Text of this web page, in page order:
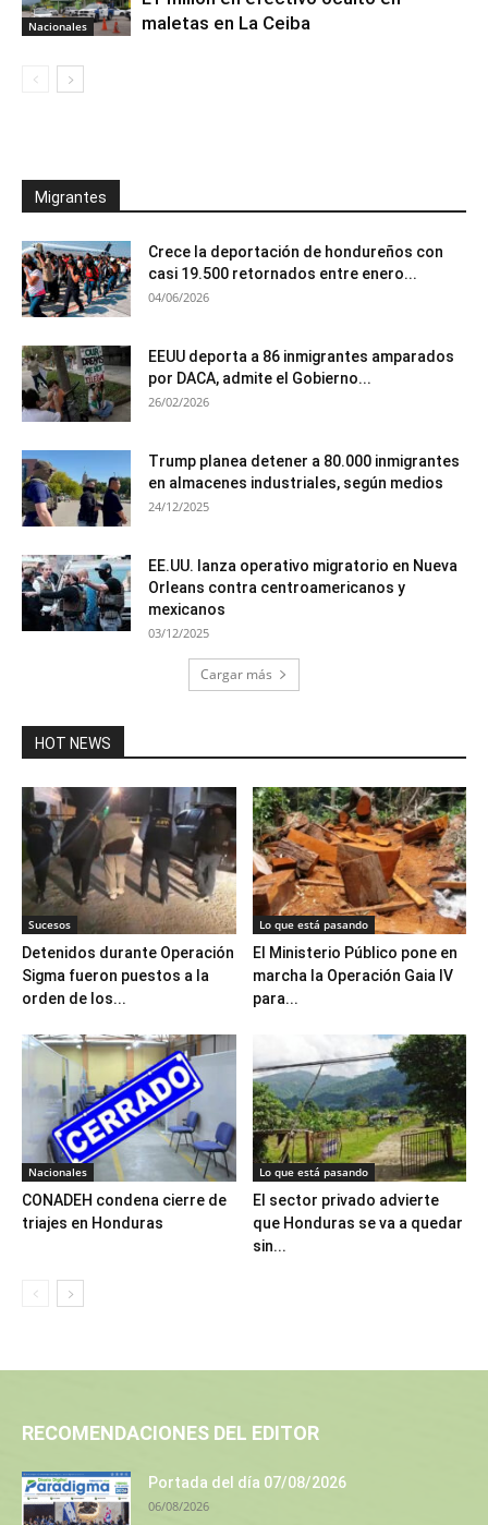
Nacionales
maletas en La Ceiba
Migrantes
Crece la deportación de hondureños con
casi 19.500 retornados entre enero...
04/06/2026
EEUU deporta a 86 inmigrantes amparados
por DACA, admite el Gobierno...
26/02/2026
Trump planea detener a 80.000 inmigrantes
en almacenes industriales, según medios
24/12/2025
EE.UU. lanza operativo migratorio en Nueva
Orleans contra centroamericanos y
mexicanos
03/12/2025
Cargar más
HOT NEWS
Sucesos
Detenidos durante Operación
Sigma fueron puestos a la
orden de los...
Lo que está pasando
El Ministerio Público pone en
marcha la Operación Gaia IV
para...
Nacionales
CONADEH condena cierre de
triajes en Honduras
Lo que está pasando
El sector privado advierte
que Honduras se va a quedar
sin...
RECOMENDACIONES DEL EDITOR
Portada del día 07/08/2026
06/08/2026